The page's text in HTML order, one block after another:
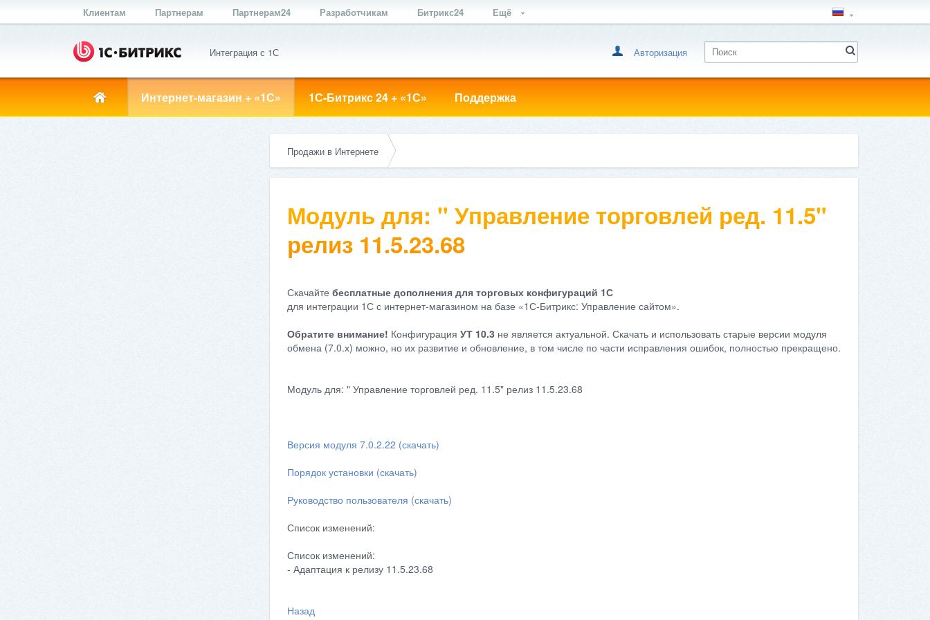
Клиентам Партнерам Партнерам24 Разработчикам Битрикс24 Ещё
Интеграция с 1С Авторизация
Интернет-магазин + «1С» 1С-Битрикс 24 + «1С» Поддержка
Продажи в Интернете
Модуль для: " Управление торговлей ред. 11.5"
релиз 11.5.23.68
Скачайте бесплатные дополнения для торговых конфигураций 1С
для интеграции 1С с интернет-магазином на базе «1С-Битрикс: Управление сайтом».
Обратите внимание! Конфигурация УТ 10.3 не является актуальной. Скачать и использовать старые версии модуля
обмена (7.0.х) можно, но их развитие и обновление, в том числе по части исправления ошибок, полностью прекращено.
Модуль для: " Управление торговлей ред. 11.5" релиз 11.5.23.68
Версия модуля 7.0.2.22 (скачать)
Порядок установки (скачать)
Руководство пользователя (скачать)
Список изменений:
Список изменений:
- Адаптация к релизу 11.5.23.68
Назад